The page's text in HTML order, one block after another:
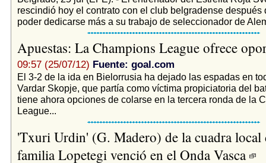
rescindió hoy el contrato con el club belgradense después
poder dedicarse más a su trabajo de seleccionador de
Apuestas: La Champions League ofrece
09:57 (25/07/12) Fuente: goal.com
El 3-2 de la ida en Bielorrusia ha dejado las espadas en
Vardar Skopje, que partía como víctima propiciatoria del
tiene ahora opciones de colarse en la tercera ronda de la
League...
'Txuri Urdin' (G. Madero) de la cuadra local
familia Lopetegi venció en el Onda Vasca